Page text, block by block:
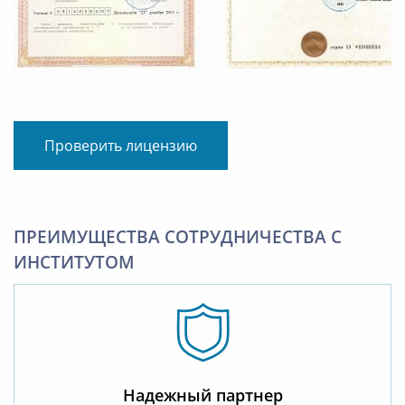
Проверить лицензию
ПРЕИМУЩЕСТВА СОТРУДНИЧЕСТВА С
ИНСТИТУТОМ
Надежный партнер